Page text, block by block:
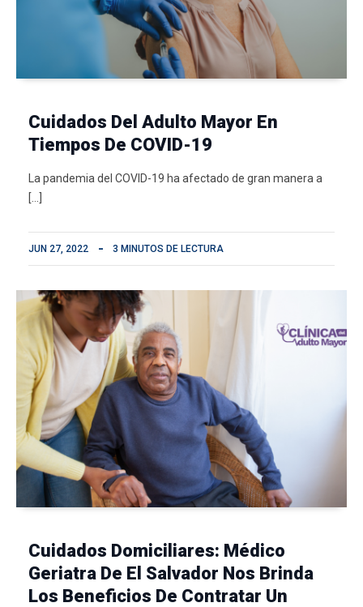
Cuidados Del Adulto Mayor En
Tiempos De COVID-19
La pandemia del COVID-19 ha afectado de gran manera a
[…]
JUN 27, 2022 3 MINUTOS DE LECTURA
Cuidados Domiciliares: Médico
Geriatra De El Salvador Nos Brinda
Los Beneficios De Contratar Un